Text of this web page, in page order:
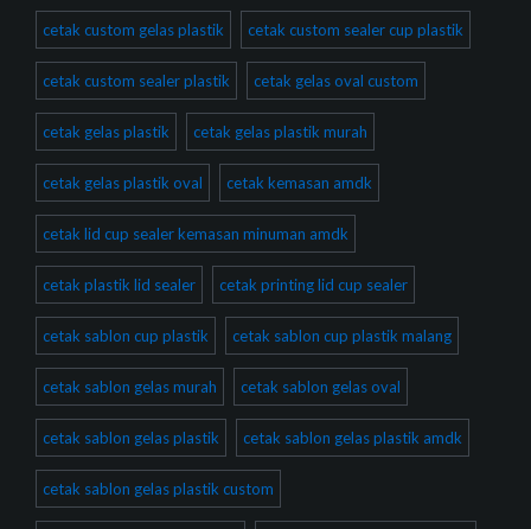
cetak custom gelas plastik cetak custom sealer cup plastik
cetak custom sealer plastik cetak gelas oval custom
cetak gelas plastik cetak gelas plastik murah
cetak gelas plastik oval cetak kemasan amdk
cetak lid cup sealer kemasan minuman amdk
cetak plastik lid sealer cetak printing lid cup sealer
cetak sablon cup plastik cetak sablon cup plastik malang
cetak sablon gelas murah cetak sablon gelas oval
cetak sablon gelas plastik cetak sablon gelas plastik amdk
cetak sablon gelas plastik custom